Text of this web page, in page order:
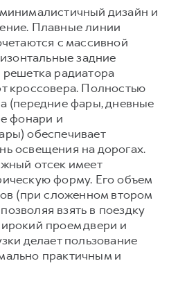
дизайн и
Плавные линии
с массивной
задние
радиатора
кроссовера. Полностью
(передние фары, дневные
фонари и
обеспечивает
освещения на дорогах.
отсек имеет
форму. Его объем
(при сложенном втором
взять в поездку
проем двери и
делает пользование
практичным и